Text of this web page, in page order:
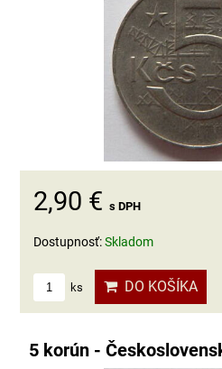
2,90 € s DPH
Dostupnosť:Skladom
ks DO KOŠÍKA
5 korún -